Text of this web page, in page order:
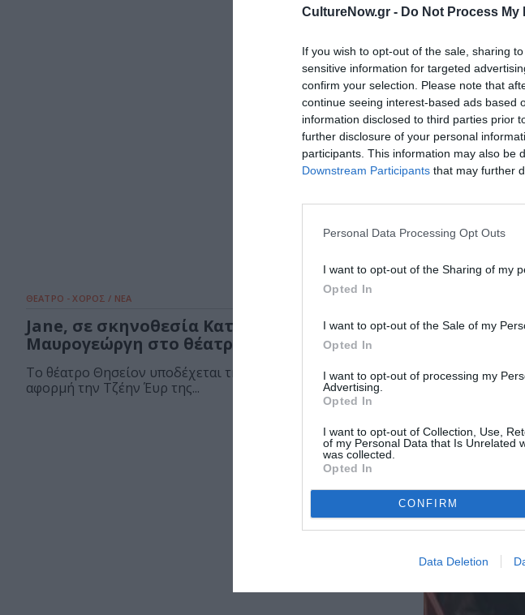
CultureNow.gr - Do Not Process
If you wish to opt-out of the sale, sharing
sensitive information for targeted
confirm your selection. Please note that
continue seeing interest-based ads based
information disclosed to third parties prior
further disclosure of your personal
participants. This information may also be
Downstream Participants that may further
Personal Data Processing Opt Outs
I want to opt-out of the Sharing of my
Opted In
I want to opt-out of the Sale of my
Opted In
I want to opt-out of processing my
Advertising.
Opted In
I want to opt-out of Collection, Use,
of my Personal Data that Is Unrelated
was collected.
Opted In
CONFIRM
Data Deletion
ΘΕΑΤΡΟ - ΧΟΡΟΣ /
Η Κατερίνα
"Τζέην...
ΘΕΑΤΡΟ - ΧΟΡΟΣ / ΝΕΑ
Jane, σε σκηνοθεσία Κατερίνας
Μαυρογεώργη στο θέατρο Θησείον
Το θέατρο Θησείον υποδέχεται την παράσταση "Jane - με
αφορμή την Τζέην Έυρ της...